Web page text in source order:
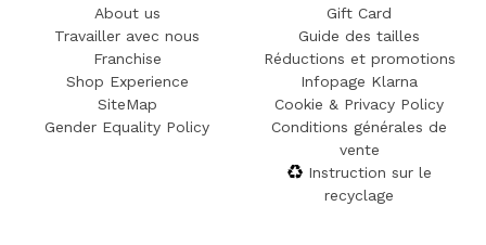
About us
Travailler avec nous
Franchise
Shop Experience
SiteMap
Gender Equality Policy
Gift Card
Guide des tailles
Réductions et promotions
Infopage Klarna
Cookie & Privacy Policy
Conditions générales de
vente
Instruction sur le
recyclage